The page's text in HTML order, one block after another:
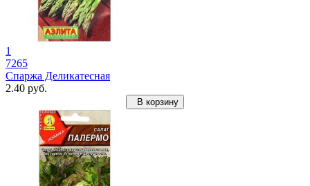
1
7265
Спаржа Деликатесная
2.40 руб.
В корзину